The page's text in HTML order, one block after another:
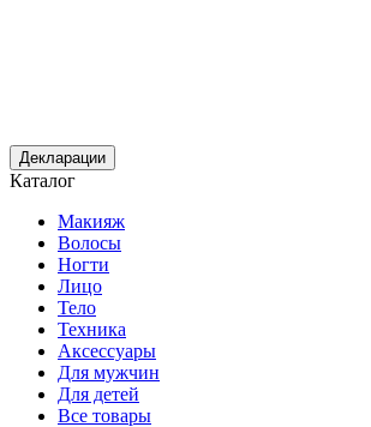
Декларации
Каталог
Макияж
Волосы
Ногти
Лицо
Тело
Техника
Аксессуары
Для мужчин
Для детей
Все товары